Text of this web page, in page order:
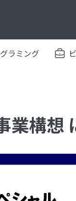
ラミング
業構想